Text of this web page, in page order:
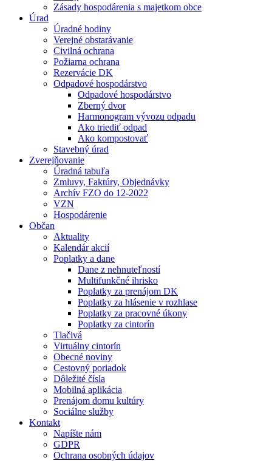
Zásady hospodárenia s majetkom obce
Úrad
Úradné hodiny
Verejné obstarávanie
Civilná ochrana
Požiarna ochrana
Rezervácie DK
Odpadové hospodárstvo
Odpadové hospodárstvo
Zberný dvor
Harmonogram vývozu odpadu
Ako triediť odpad
Ako kompostovať
Stavebný úrad
Zverejňovanie
Úradná tabuľa
Zmluvy, Faktúry, Objednávky
Archív FZO do 12-2022
VZN
Hospodárenie
Občan
Aktuality
Kalendár akcií
Poplatky a dane
Dane z nehnuteľností
Multifunkčné ihrisko
Poplatky za prenájom DK
Poplatky za hlásenie v rozhlase
Poplatky za pracovné úkony
Poplatky za cintorín
Tlačivá
Virtuálny cintorín
Obecné noviny
Cestovný poriadok
Dôležité čísla
Mobilná aplikácia
Prenájom domu kultúry
Sociálne služby
Kontakt
Napíšte nám
GDPR
Ochrana osobných údajov